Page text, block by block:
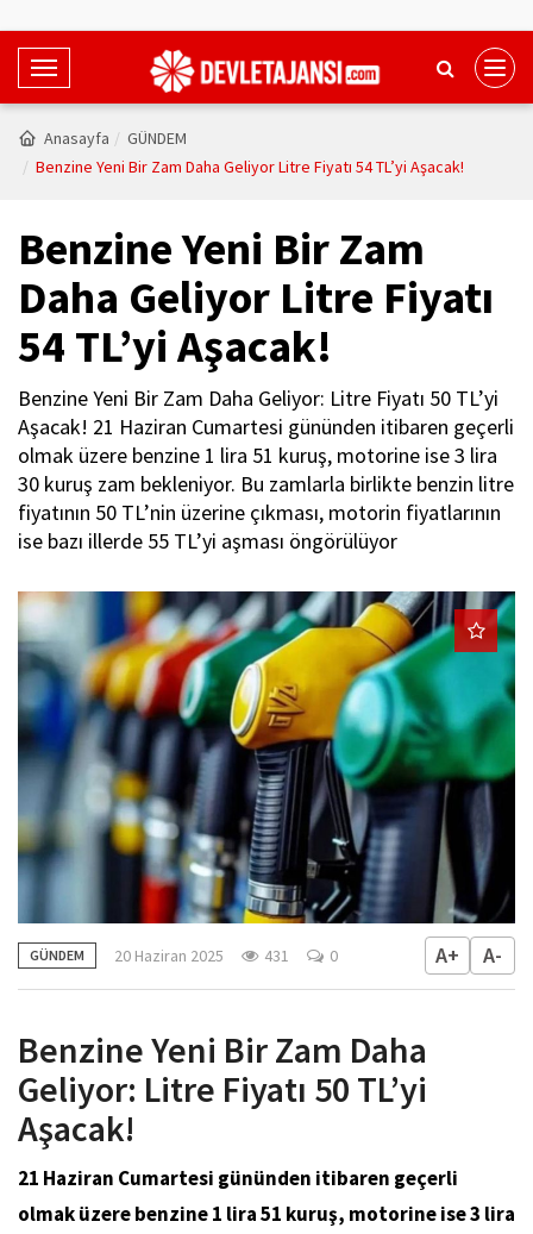
T
o
g
g
N
v
g
o
Anasayfa
GÜNDEM
Benzine Yeni Bir Zam Daha Geliyor Litre Fiyatı 54 TL’yi Aşacak!
Benzine Yeni Bir Zam
Daha Geliyor Litre Fiyatı
54 TL’yi Aşacak!
Benzine Yeni Bir Zam Daha Geliyor: Litre Fiyatı 50 TL’yi
Aşacak! 21 Haziran Cumartesi gününden itibaren geçerli
olmak üzere benzine 1 lira 51 kuruş, motorine ise 3 lira
30 kuruş zam bekleniyor. Bu zamlarla birlikte benzin litre
fiyatının 50 TL’nin üzerine çıkması, motorin fiyatlarının
ise bazı illerde 55 TL’yi aşması öngörülüyor
GÜNDEM 20 Haziran 2025 431 0 A+ A-
Benzine Yeni Bir Zam Daha
Geliyor: Litre Fiyatı 50 TL’yi
Aşacak!
21 Haziran Cumartesi gününden itibaren geçerli
olmak üzere benzine 1 lira 51 kuruş, motorine ise 3 lira